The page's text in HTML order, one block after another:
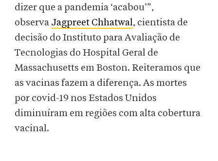
dizer que a pandemia ‘acabou’”,
observa Jagpreet Chhatwal, cientista de
decisão do Instituto para Avaliação de
Tecnologias do Hospital Geral de
Massachusetts em Boston. Reiteramos que
as vacinas fazem a diferença. As mortes
por covid-19 nos Estados Unidos
diminuíram em regiões com alta cobertura
vacinal.